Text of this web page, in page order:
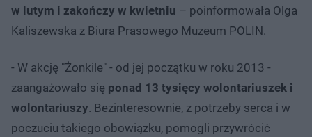
w lutym i zakończy w kwietniu – poinformowała Olga
Kaliszewska z Biura Prasowego Muzeum POLIN.
- W akcję "Żonkile" - od jej początku w roku 2013 -
zaangażowało się ponad 13 tysięcy wolontariuszek i
wolontariuszy. Bezinteresownie, z potrzeby serca i w
poczuciu takiego obowiązku, pomogli przywrócić